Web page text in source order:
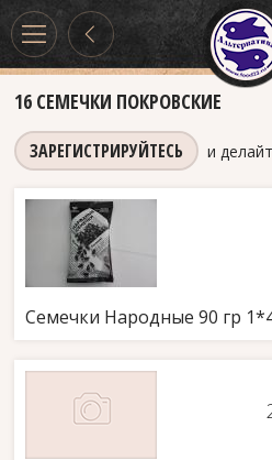
16 СЕМЕЧКИ ПОКРОВСКИЕ
ЗАРЕГИСТРИРУЙТЕСЬ и
Семечки Народные 90 гр